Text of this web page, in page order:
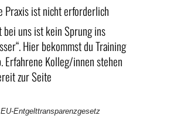
Praxis ist nicht erforderlich
bei uns ist kein Sprung ins
Hier bekommst du Training
Erfahrene Kolleg/innen stehen
zur Seite
Entgelttransparenzgesetz